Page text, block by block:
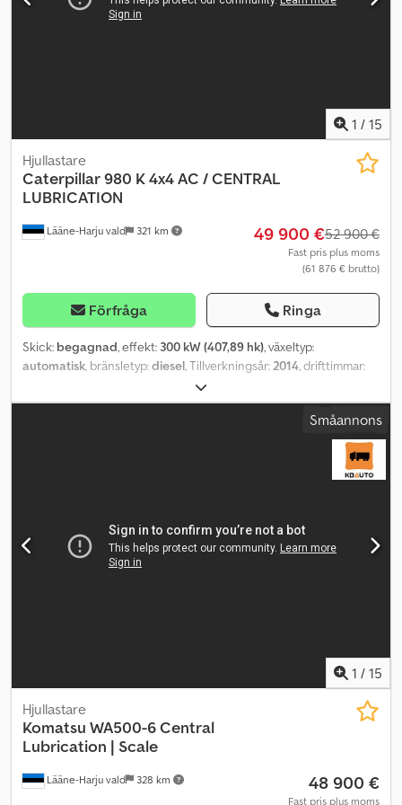
1 / 15
Lääne-Harju vald 321 km
Hjullastare
Caterpillar980 K 4x4 AC / CENTRAL
LUBRICATION
49 900 €52 900 €
Fast pris plus moms
(61 876 € brutto)
Förfråga Ringa
Skick: begagnad, effekt: 300 kW (407,89 hk), växeltyp:
automatisk, bränsletyp:diesel, Tillverkningsår:2014, drifttimmar:
luftkonditionering
utrustning = - Automatisk smörjsystem - Kamerasystem -
Klimatanläggning = Anmärkningar = Ytterligare information:
Årsmodell: 2014 Drifttimmar: 17007 VIN: CAT0980KAGTZ00868
Motor: 300 kW Vikt: 31 500 kg AC / Centralsmörjning = Mer
Småannons
1 / 15
Lääne-Harju vald 328 km
Hjullastare
Komatsu WA500-6 Central
Lubrication | Scale
48 900 €
Fast pris plus moms